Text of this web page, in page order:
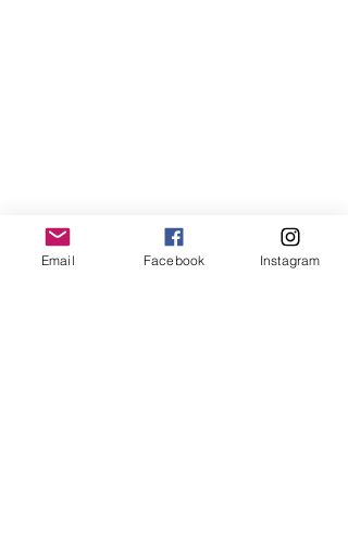
Email Facebook Instagram